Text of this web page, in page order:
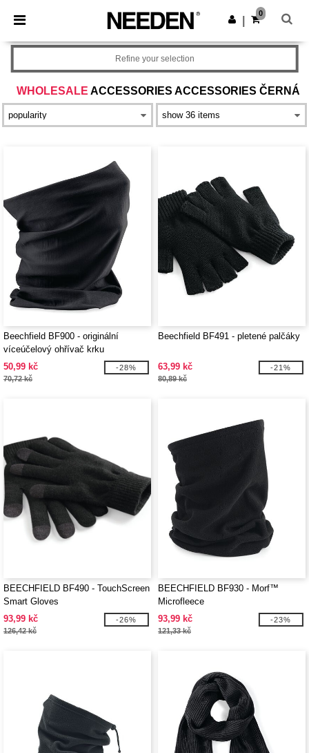
× Aplikace Needen
Lepší ceny v aplikaci!
Stáhnout app
0
WHOLESALE ACCESSORIES ACCESSORIES ČERNÁ
Refine your selection
Beechfield BF900 - originální
víceúčelový ohřívač krku
50,99 kč
70,72 kč
-28%
Beechfield BF491 - pletené palčáky
63,99 kč
80,89 kč
-21%
BEECHFIELD BF490 - TouchScreen
Smart Gloves
93,99 kč
126,42 kč
-26%
BEECHFIELD BF930 - Morf™
Microfleece
93,99 kč
121,33 kč
-23%